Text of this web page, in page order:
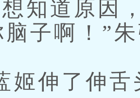
知道原因
脑子啊！”
伸了伸舌